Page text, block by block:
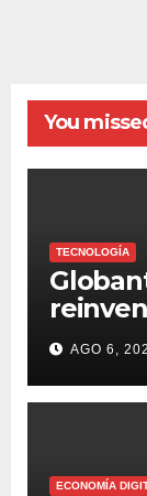
You
TECNOLOGÍA
AGO 6,
ECONOMÍA